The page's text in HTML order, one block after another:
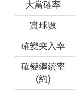
大當確率
賞球數
確變突入率
確變繼續率
(約)